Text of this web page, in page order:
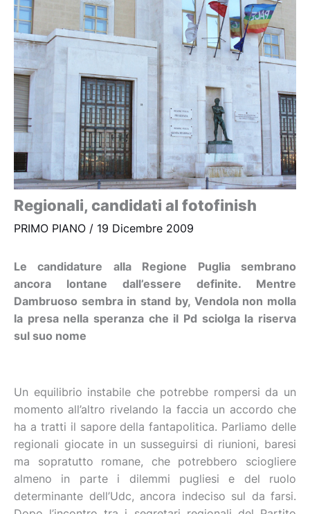
Regionali, candidati al fotofinish
PRIMO PIANO / 19 Dicembre 2009
Le candidature alla Regione Puglia sembrano
ancora lontane dall’essere definite. Mentre
Dambruoso sembra in stand by, Vendola non molla
la presa nella speranza che il Pd sciolga la riserva
sul suo nome
Un equilibrio instabile che potrebbe rompersi da un
momento all’altro rivelando la faccia un accordo che
ha a tratti il sapore della fantapolitica. Parliamo delle
regionali giocate in un susseguirsi di riunioni, baresi
ma sopratutto romane, che potrebbero sciogliere
almeno in parte i dilemmi pugliesi e del ruolo
determinante dell’Udc, ancora indeciso sul da farsi.